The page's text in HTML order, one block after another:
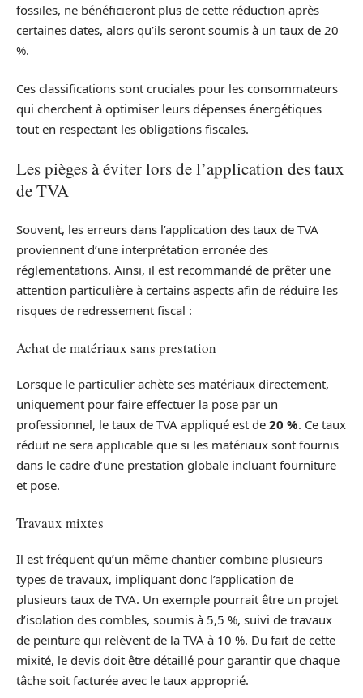
fossiles, ne bénéficieront plus de cette réduction après
certaines dates, alors qu’ils seront soumis à un taux de 20
%.
Ces classifications sont cruciales pour les consommateurs
qui cherchent à optimiser leurs dépenses énergétiques
tout en respectant les obligations fiscales.
Les pièges à éviter lors de l’application des taux
de TVA
Souvent, les erreurs dans l’application des taux de TVA
proviennent d’une interprétation erronée des
réglementations. Ainsi, il est recommandé de prêter une
attention particulière à certains aspects afin de réduire les
risques de redressement fiscal :
Achat de matériaux sans prestation
Lorsque le particulier achète ses matériaux directement,
uniquement pour faire effectuer la pose par un
professionnel, le taux de TVA appliqué est de 20 %. Ce taux
réduit ne sera applicable que si les matériaux sont fournis
dans le cadre d’une prestation globale incluant fourniture
et pose.
Travaux mixtes
Il est fréquent qu’un même chantier combine plusieurs
types de travaux, impliquant donc l’application de
plusieurs taux de TVA. Un exemple pourrait être un projet
d’isolation des combles, soumis à 5,5 %, suivi de travaux
de peinture qui relèvent de la TVA à 10 %. Du fait de cette
mixité, le devis doit être détaillé pour garantir que chaque
tâche soit facturée avec le taux approprié.